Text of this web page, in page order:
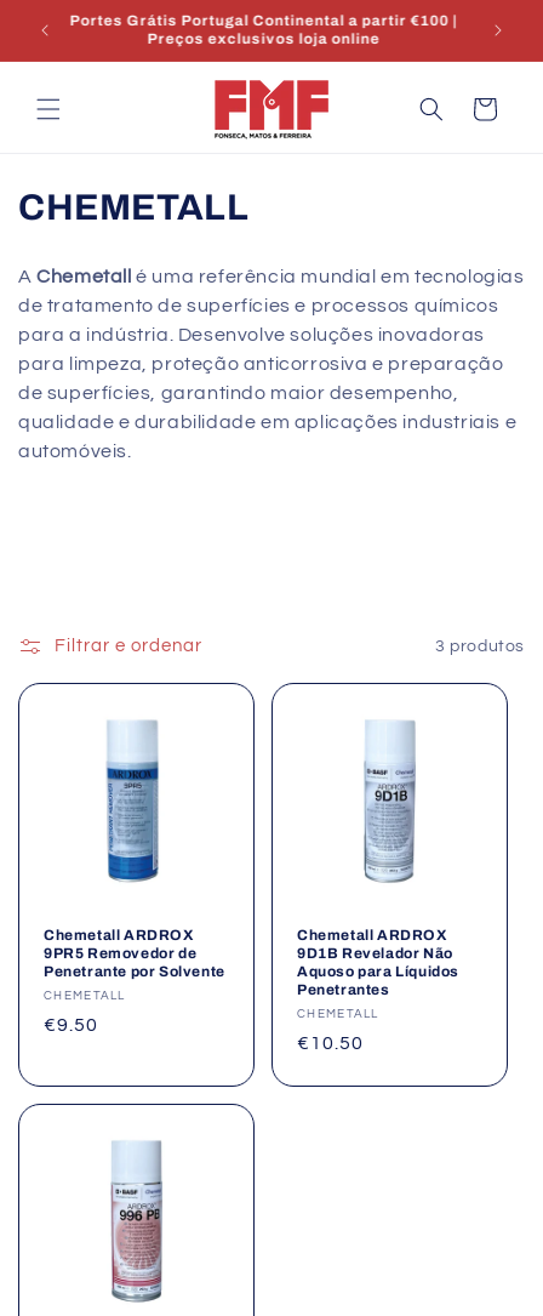
para oPortes Grátis Portugal Continental a partir €100 |
Preços exclusivos loja online
Carrinho
C
l
e
ç
ã
CHEMETALL
AChemetall
é uma referência mundial em tecnologias
de tratamento de superfícies e processos químicos
para a indústria. Desenvolve soluções inovadoras
para limpeza, proteção anticorrosiva e preparação
de superfícies, garantindo maior desempenho,
qualidade e durabilidade em aplicações industriais e
automóveis.
Filtrar e ordenar 3 produtos
Chemetall ARDROX
9PR5 Removedor de
Penetrante por Solvente
Fornecedor:
CHEMETALL
Preço
€9.50
Chemetall ARDROX
9D1B Revelador Não
Aquoso para Líquidos
Penetrantes
Fornecedor:
CHEMETALL
Preço
€10.50